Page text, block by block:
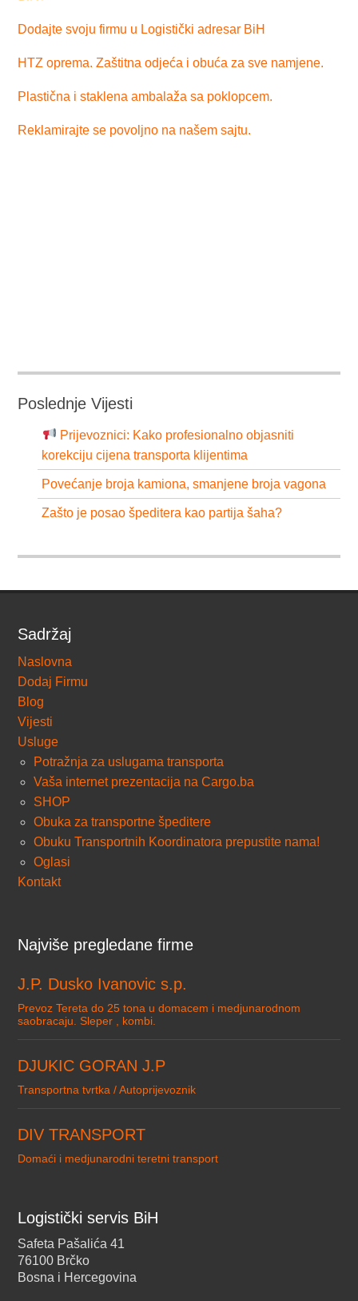
Dodajte svoju firmu u Logistički adresar BiH
HTZ oprema. Zaštitna odjeća i obuća za sve namjene.
Plastična i staklena ambalaža sa poklopcem.
Reklamirajte se povoljno na našem sajtu.
Poslednje Vijesti
Prijevoznici: Kako profesionalno objasniti
korekciju cijena transporta klijentima
Povećanje broja kamiona, smanjene broja vagona
Zašto je posao špeditera kao partija šaha?
Sadržaj
Naslovna
Dodaj Firmu
Blog
Vijesti
Usluge
Potražnja za uslugama transporta
Vaša internet prezentacija na Cargo.ba
SHOP
Obuka za transportne špeditere
Obuku Transportnih Koordinatora prepustite nama!
Oglasi
Kontakt
Najviše pregledane firme
J.P. Dusko Ivanovic s.p.
Prevoz Tereta do 25 tona u domacem i medjunarodnom
saobracaju. Sleper , kombi.
DJUKIC GORAN J.P
Transportna tvrtka / Autoprijevoznik
DIV TRANSPORT
Domaći i medjunarodni teretni transport
Logistički servis BiH
Safeta Pašalića 41
76100 Brčko
Bosna i Hercegovina